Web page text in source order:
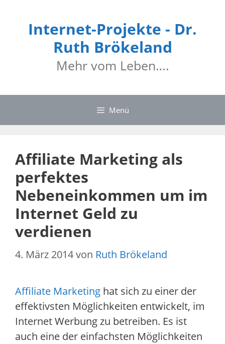
Internet-Projekte - Dr.
Ruth Brökeland
Mehr vom Leben….
Menü
Affiliate Marketing als
perfektes
Nebeneinkommen um im
Internet Geld zu
verdienen
4. März 2014von Ruth Brökeland
Affiliate Marketing hat sich zu einer der
effektivsten Möglichkeiten entwickelt, im
Internet Werbung zu betreiben. Es ist
auch eine der einfachsten Möglichkeiten